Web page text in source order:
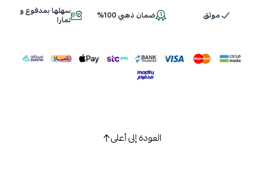
اسحب و افلت الملف هنا
موثق ضمان ذهبي 100% سهلها بمدفوع و
تمارا
العودة إلى أعلى